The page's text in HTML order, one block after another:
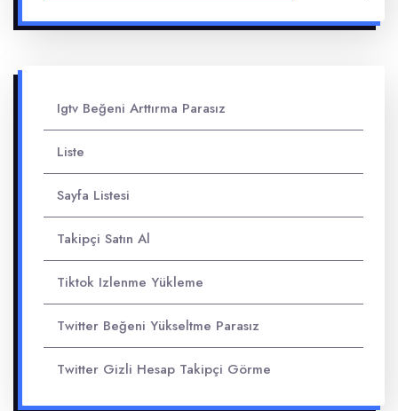
Igtv Beğeni Arttırma Parasız
Liste
Sayfa Listesi
Takipçi Satın Al
Tiktok Izlenme Yükleme
Twitter Beğeni Yükseltme Parasız
Twitter Gizli Hesap Takipçi Görme